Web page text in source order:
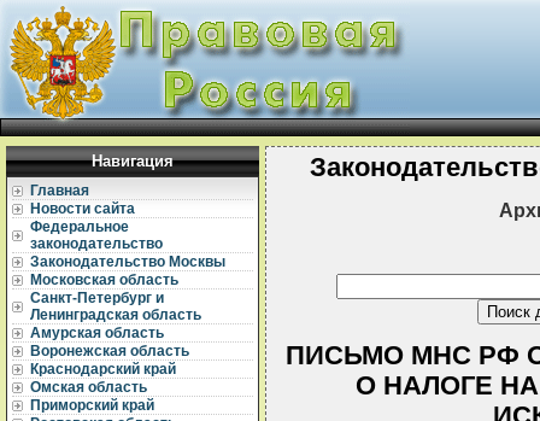
Навигация
Главная
Новости сайта
Федеральное
законодательство
Законодательство Москвы
Московская область
Санкт-Петербург и
Ленинградская область
Амурская область
Воронежская область
Краснодарский край
Омская область
Приморский край
ПИСЬМО МНС РФ ОТ
О НАЛОГЕ